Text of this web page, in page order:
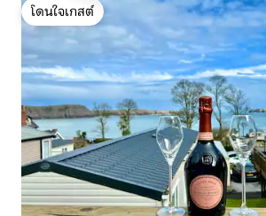
โดนใจเกสต์
โดนใจเกสต์